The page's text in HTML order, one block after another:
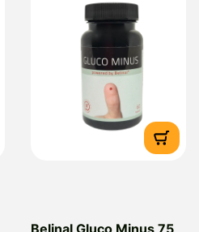
Belinal Gluco Minus 75